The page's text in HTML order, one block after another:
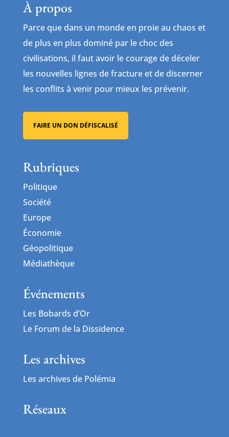
À propos
Parce que dans un monde en proie au chaos et
de plus en plus dominé par le choc des
civilisations, il faut avoir le courage de déceler
les nouvelles lignes de fracture et de discerner
les conflits à venir pour mieux les prévenir.
FAIRE UN DON DÉFISCALISÉ
Rubriques
Politique
Société
Europe
Économie
Géopolitique
Médiathèque
Événements
Les Bobards d’Or
Le Forum de la Dissidence
Les archives
Les archives de Polémia
Réseaux